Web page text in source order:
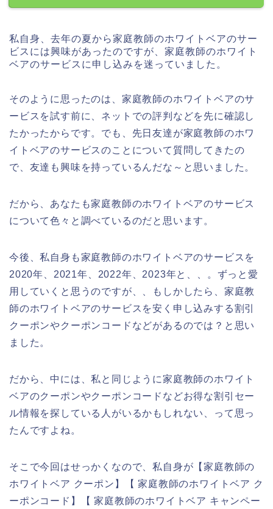
私自身、去年の夏から家庭教師のホワイトベアのサー
ビスには興味があったのですが、家庭教師のホワイト
ベアのサービスに申し込みを迷っていました。
そのように思ったのは、家庭教師のホワイトベアのサ
ービスを試す前に、ネットでの評判などを先に確認し
たかったからです。でも、先日友達が家庭教師のホワ
イトベアのサービスのことについて質問してきたの
で、友達も興味を持っているんだな～と思いました。
だから、あなたも家庭教師のホワイトベアのサービス
について色々と調べているのだと思います。
今後、私自身も家庭教師のホワイトベアのサービスを
2020年、2021年、2022年、2023年と、、。ずっと愛
用していくと思うのですが、、もしかしたら、家庭教
師のホワイトベアのサービスを安く申し込みする割引
クーポンやクーポンコードなどがあるのでは？と思い
ました。
だから、中には、私と同じように家庭教師のホワイト
ベアのクーポンやクーポンコードなどお得な割引セー
ル情報を探している人がいるかもしれない、って思っ
たんですよね。
そこで今回はせっかくなので、私自身が【家庭教師の
ホワイトベア クーポン】【 家庭教師のホワイトベア ク
ーポンコード】【 家庭教師のホワイトベア キャンペー